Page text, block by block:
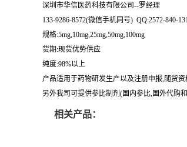
深圳市华信医药科技有限公司--罗经理
133-9286-8572(微信手机同号) QQ:2572-840-131
规格:5mg,10mg,25mg,50mg,100mg
货期:现货优势供应
纯度:98%以上
产品适用于药物研发生产以及注册申报,随货
另外我司可提供参比制剂(国内参比,国外代购
相关产品：